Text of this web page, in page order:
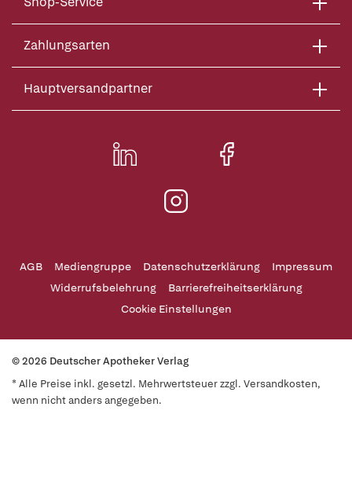
Zahlungsarten
Hauptversandpartner
AGB Mediengruppe Datenschutzerklärung
Impressum
Widerrufsbelehrung
Barrierefreiheitserklärung
Cookie Einstellungen
© 2026 Deutscher Apotheker Verlag
* Alle Preise inkl. gesetzl. Mehrwertsteuer zzgl. Versandkosten,
wenn nicht anders angegeben.